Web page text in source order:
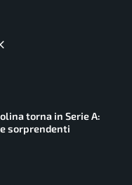
torna in Serie A:
sorprendenti